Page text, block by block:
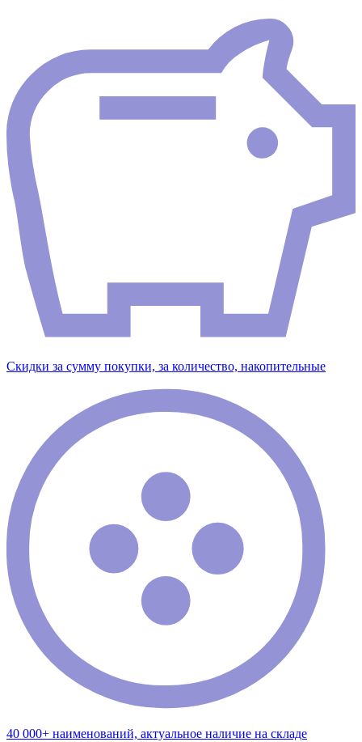
Скидки за сумму покупки, за количество, накопительные
40 000+ наименований, актуальное наличие на складе